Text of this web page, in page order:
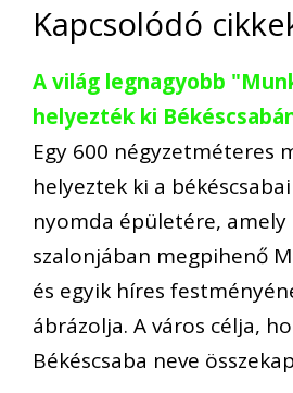
Kapcsolódó
A világ legnagyobb
helyezték ki
Egy 600 négyzetméteres
helyeztek ki a
nyomda épületére, amely
szalonjában megpihenő
és egyik híres
ábrázolja. A város célja,
Békéscsaba neve